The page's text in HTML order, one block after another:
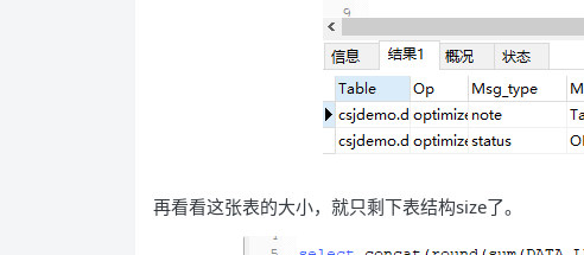
再看看这张表的大小，就只剩下表结构size了。